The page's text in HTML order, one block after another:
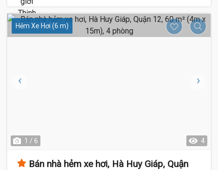
Hẻm Xe Hơi (6 m)
1 / 6 4
Bán nhà hẻm xe hơi, Hà Huy Giáp, Quận